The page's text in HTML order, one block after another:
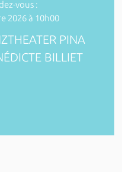
vous :
2026 à 10h00
PINA
BILLIET